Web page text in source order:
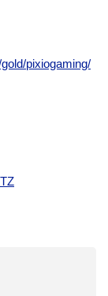
pixiogaming/